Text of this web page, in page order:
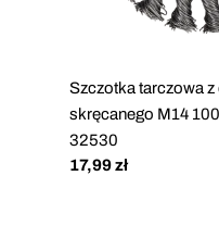
Szczotka tarczowa z
skręcanego M14
32530
Cena
17,99 zł